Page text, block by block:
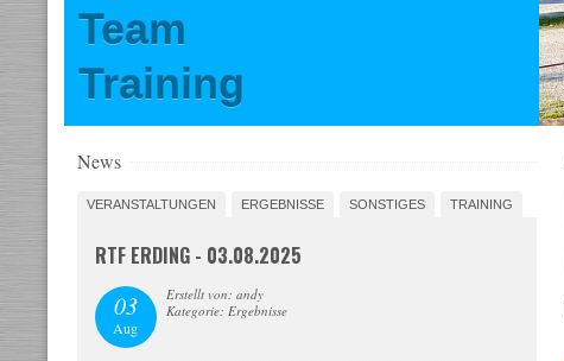
Team
Training
News
VERANSTALTUNGEN ERGEBNISSE SONSTIGES TRAINING
RTF ERDING - 03.08.2025
03
Aug
Erstellt von: andy
Kategorie: Ergebnisse